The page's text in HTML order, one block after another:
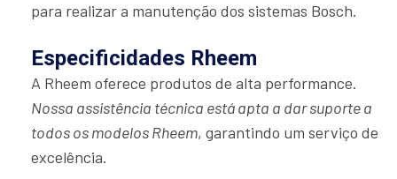
para realizar a manutenção dos sistemas Bosch.
Especificidades Rheem
A Rheem oferece produtos de alta performance.
Nossa assistência técnica está apta a dar suporte a
todos os modelos Rheem, garantindo um serviço de
excelência.